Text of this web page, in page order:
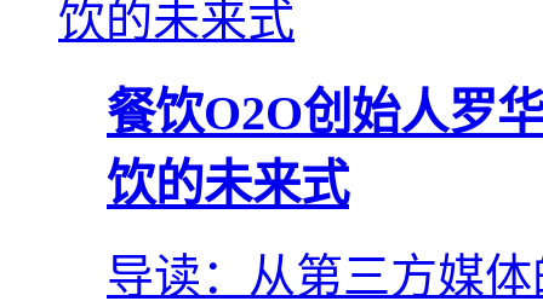
餐饮O2O创始人罗
饮的未来式
导读：从第三方媒